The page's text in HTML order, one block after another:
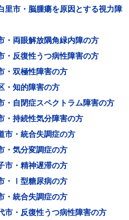
市・脳腫瘍を原因とする視力障
両眼解放隅角緑内障の方
反復性うつ病性障害の方
双極性障害の方
・知的障害の方
自閉症スペクトラム障害の方
持続性気分障害の方
・統合失調症の方
気分変調症の方
・精神遅滞の方
・Ⅰ型糖尿病の方
統合失調症の方
・反復性うつ病性障害の方